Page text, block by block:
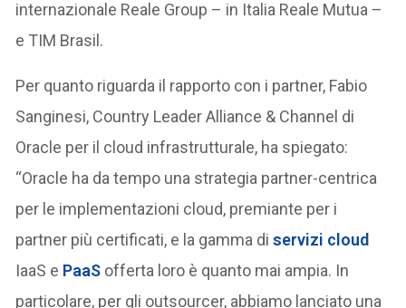
internazionale Reale Group – in Italia Reale Mutua –
e TIM Brasil.
Per quanto riguarda il rapporto con i partner, Fabio
Sanginesi, Country Leader Alliance & Channel di
Oracle per il cloud infrastrutturale, ha spiegato:
“Oracle ha da tempo una strategia partner-centrica
per le implementazioni cloud, premiante per i
partner più certificati, e la gamma diservizi cloud
IaaS e PaaS offerta loro è quanto mai ampia. In
particolare, per gli outsourcer, abbiamo lanciato una